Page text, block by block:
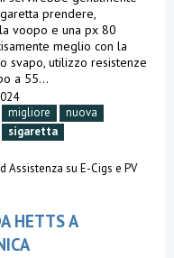
prendere,
voopo e una px 80
meglio con la
svapo, utilizzo resistenze
a 55...
migliore
nuova
sigaretta
Assistenza su E-Cigs e PV
HETTS A